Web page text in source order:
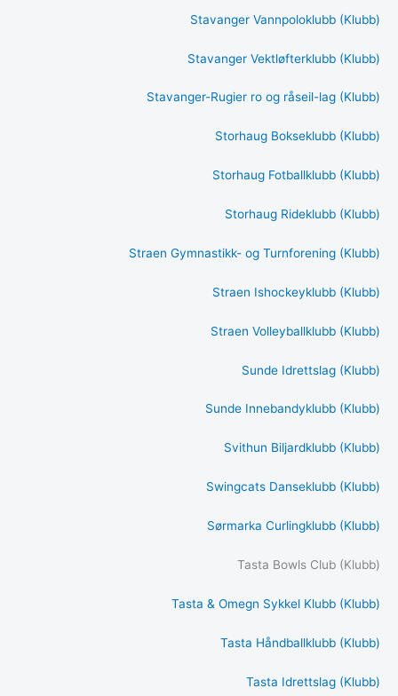
Stavanger Vannpoloklubb (Klubb)
Stavanger Vektløfterklubb (Klubb)
Stavanger-Rugier ro og råseil-lag (Klubb)
Storhaug Bokseklubb (Klubb)
Storhaug Fotballklubb (Klubb)
Storhaug Rideklubb (Klubb)
Straen Gymnastikk- og Turnforening (Klubb)
Straen Ishockeyklubb (Klubb)
Straen Volleyballklubb (Klubb)
Sunde Idrettslag (Klubb)
Sunde Innebandyklubb (Klubb)
Svithun Biljardklubb (Klubb)
Swingcats Danseklubb (Klubb)
Sørmarka Curlingklubb (Klubb)
Tasta Bowls Club (Klubb)
Tasta & Omegn Sykkel Klubb (Klubb)
Tasta Håndballklubb (Klubb)
Tasta Idrettslag (Klubb)